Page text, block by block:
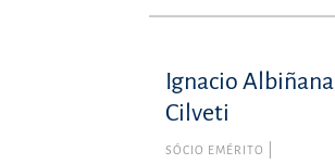
Ignacio Albiñana
Cilveti
SÓCIO EMÉRITO